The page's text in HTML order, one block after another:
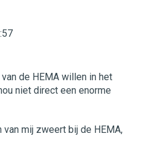
de HEMA willen in het
niet direct een enorme
van mij zweert bij de HEMA,